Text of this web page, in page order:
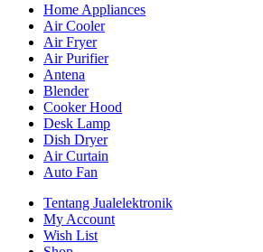
Home Appliances
Air Cooler
Air Fryer
Air Purifier
Antena
Blender
Cooker Hood
Desk Lamp
Dish Dryer
Air Curtain
Auto Fan
Tentang Jualelektronik
My Account
Wish List